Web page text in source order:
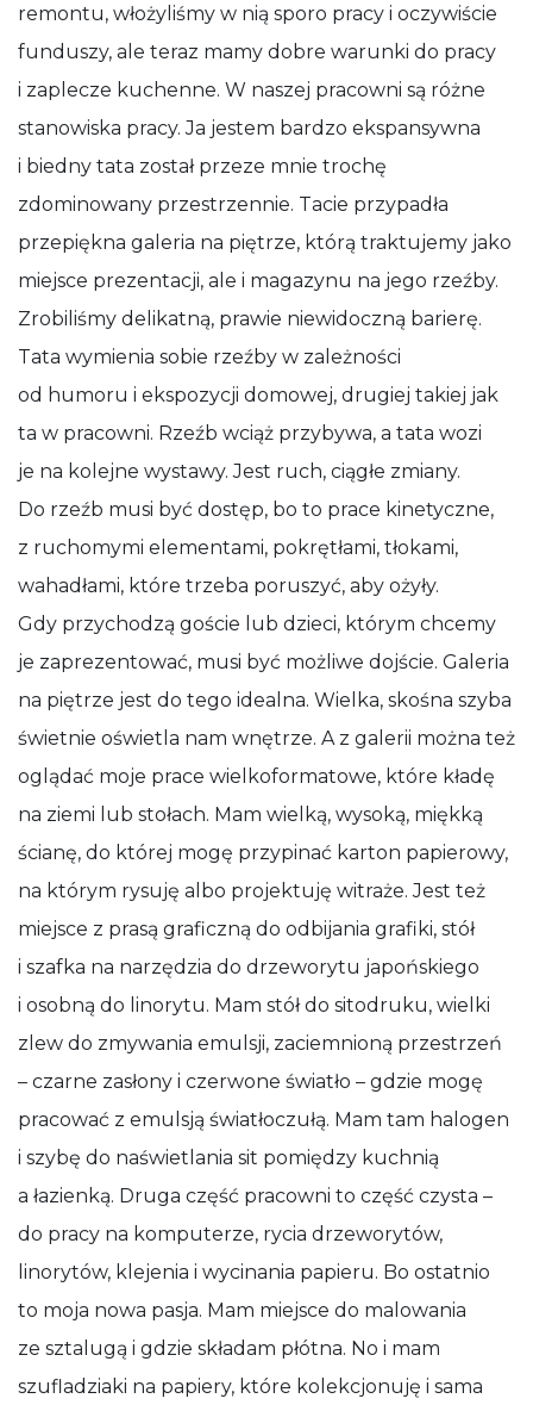
remontu, włożyliśmy w nią sporo pracy i oczywiście
funduszy, ale teraz mamy dobre warunki do pracy
i zaplecze kuchenne. W naszej pracowni są różne
stanowiska pracy. Ja jestem bardzo ekspansywna
i biedny tata został przeze mnie trochę
zdominowany przestrzennie. Tacie przypadła
przepiękna galeria na piętrze, którą traktujemy jako
miejsce prezentacji, ale i magazynu na jego rzeźby.
Zrobiliśmy delikatną, prawie niewidoczną barierę.
Tata wymienia sobie rzeźby w zależności
od humoru i ekspozycji domowej, drugiej takiej jak
ta w pracowni. Rzeźb wciąż przybywa, a tata wozi
je na kolejne wystawy. Jest ruch, ciągłe zmiany.
Do rzeźb musi być dostęp, bo to prace kinetyczne,
z ruchomymi elementami, pokrętłami, tłokami,
wahadłami, które trzeba poruszyć, aby ożyły.
Gdy przychodzą goście lub dzieci, którym chcemy
je zaprezentować, musi być możliwe dojście. Galeria
na piętrze jest do tego idealna. Wielka, skośna szyba
świetnie oświetla nam wnętrze. A z galerii można też
oglądać moje prace wielkoformatowe, które kładę
na ziemi lub stołach. Mam wielką, wysoką, miękką
ścianę, do której mogę przypinać karton papierowy,
na którym rysuję albo projektuję witraże. Jest też
miejsce z prasą graficzną do odbijania grafiki, stół
i szafka na narzędzia do drzeworytu japońskiego
i osobną do linorytu. Mam stół do sitodruku, wielki
zlew do zmywania emulsji, zaciemnioną przestrzeń
– czarne zasłony i czerwone światło – gdzie mogę
pracować z emulsją światłoczułą. Mam tam halogen
i szybę do naświetlania sit pomiędzy kuchnią
a łazienką. Druga część pracowni to część czysta –
do pracy na komputerze, rycia drzeworytów,
linorytów, klejenia i wycinania papieru. Bo ostatnio
to moja nowa pasja. Mam miejsce do malowania
ze sztalugą i gdzie składam płótna. No i mam
szufladziaki na papiery, które kolekcjonuję i sama